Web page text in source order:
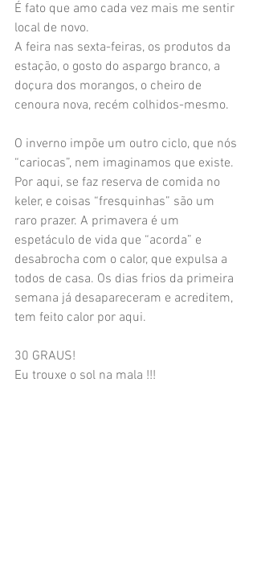
É fato que amo cada vez mais me sentir
local de novo.
A feira nas sexta-feiras, os produtos da
estação, o gosto do aspargo branco, a
doçura dos morangos, o cheiro de
cenoura nova, recém colhidos-mesmo.
O inverno impõe um outro ciclo, que nós
“cariocas”, nem imaginamos que existe.
Por aqui, se faz reserva de comida no
keler, e coisas “fresquinhas” são um
raro prazer. A primavera é um
espetáculo de vida que “acorda” e
desabrocha com o calor, que expulsa a
todos de casa. Os dias frios da primeira
semana já desapareceram e acreditem,
tem feito calor por aqui.
30 GRAUS!
Eu trouxe o sol na mala !!!